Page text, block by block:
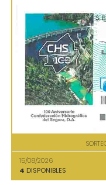
15/08/2026
4 DISPONIBLES